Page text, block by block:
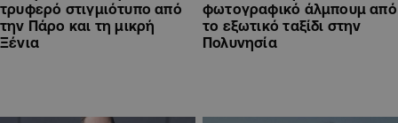
τρυφερό στιγμιότυπο από
την Πάρο και τη μικρή
Ξένια
φωτογραφικό άλμπουμ από
το εξωτικό ταξίδι στην
Πολυνησία